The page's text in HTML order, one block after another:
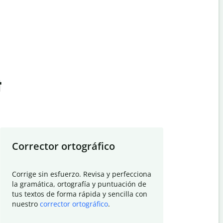
Corrector ortográfico
Corrige sin esfuerzo. Revisa y perfecciona
la gramática, ortografía y puntuación de
tus textos de forma rápida y sencilla con
nuestro corrector ortográfico.